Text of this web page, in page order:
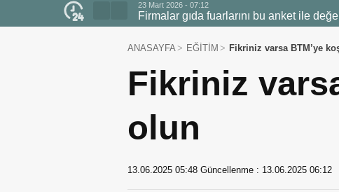
23 Mart 2026 - 07:12
Firmalar gıda fuarlarını bu anket ile
ANASAYFA EĞİTİM Fikriniz varsa BTM’ye
Fikriniz
olun
13.06.2025 05:48 Güncellenme : 13.06.2025 06:12